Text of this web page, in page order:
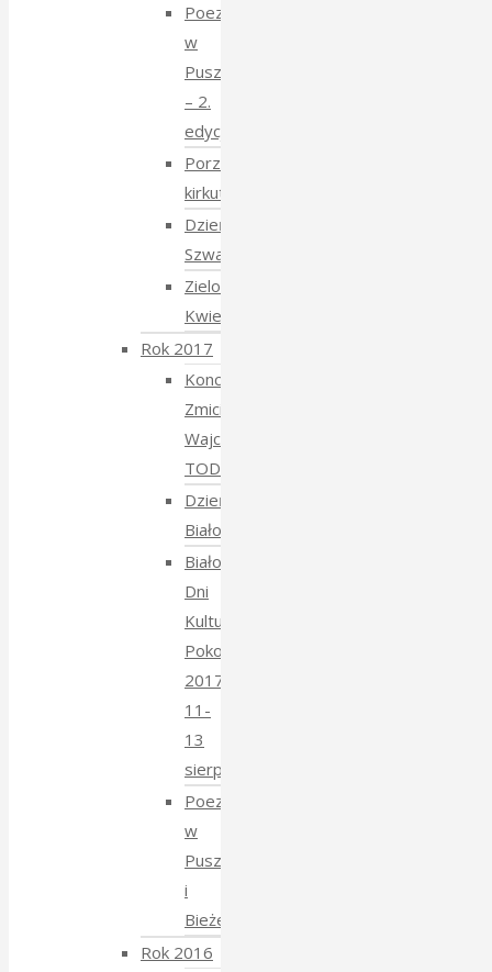
Poezja
w
Puszczy
– 2.
edycja
Porządkowanie
kirkutu
Dzień
Szwajcarski
Zielony
Kwiecień
Rok 2017
Koncert
Zmiciera
Wajciuszkiewicza
TODARA
Dzień
Białoruski
Białowieskie
Dni
Kultury
Pokoju
2017
11-
13
sierpnia
Poezja
w
Puszczy
i
Bieżeństwo
Rok 2016